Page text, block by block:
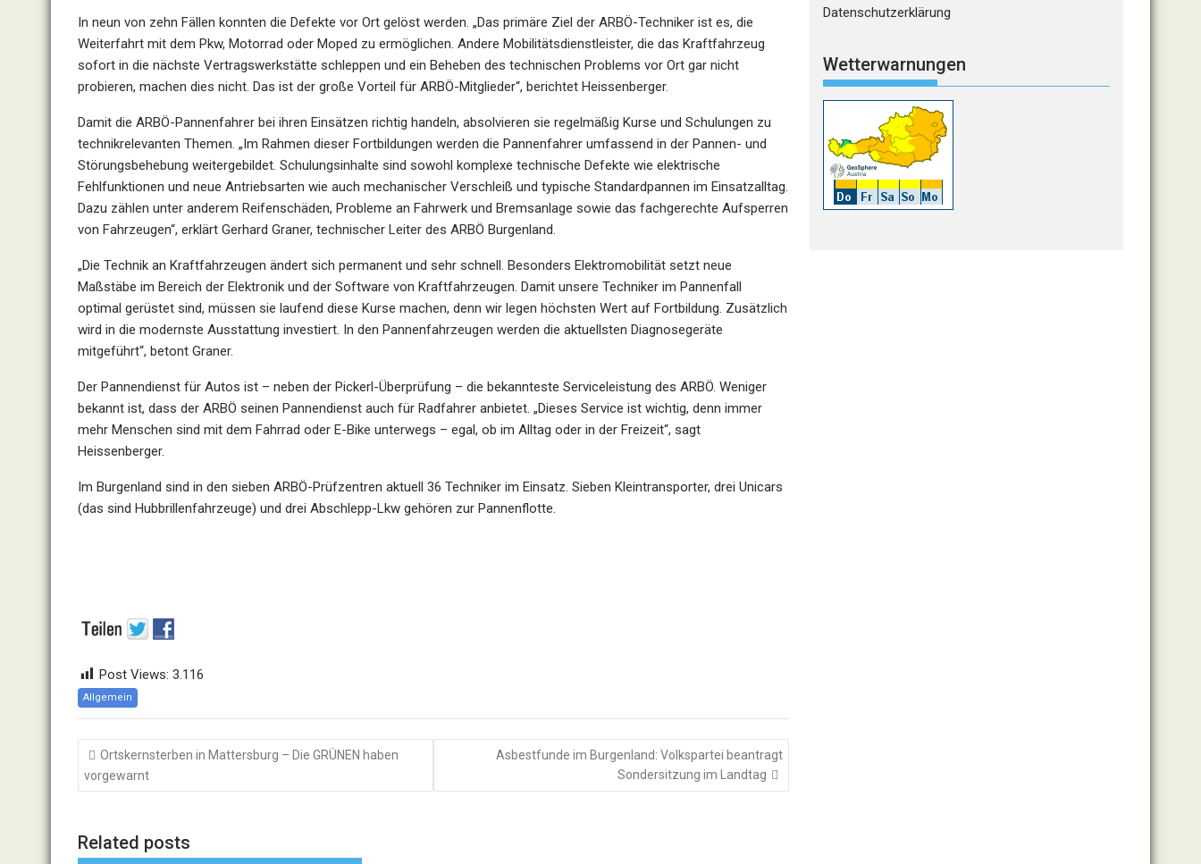
In neun von zehn Fällen konnten die Defekte vor Ort gelöst werden. „Das primäre Ziel der ARBÖ-Techniker ist es, die
Weiterfahrt mit dem Pkw, Motorrad oder Moped zu ermöglichen. Andere Mobilitätsdienstleister, die das Kraftfahrzeug
sofort in die nächste Vertragswerkstätte schleppen und ein Beheben des technischen Problems vor Ort gar nicht
probieren, machen dies nicht. Das ist der große Vorteil für ARBÖ-Mitglieder“, berichtet Heissenberger.
Damit die ARBÖ-Pannenfahrer bei ihren Einsätzen richtig handeln, absolvieren sie regelmäßig Kurse und Schulungen zu
technikrelevanten Themen. „Im Rahmen dieser Fortbildungen werden die Pannenfahrer umfassend in der Pannen- und
Störungsbehebung weitergebildet. Schulungsinhalte sind sowohl komplexe technische Defekte wie elektrische
Fehlfunktionen und neue Antriebsarten wie auch mechanischer Verschleiß und typische Standardpannen im Einsatzalltag.
Dazu zählen unter anderem Reifenschäden, Probleme an Fahrwerk und Bremsanlage sowie das fachgerechte Aufsperren
von Fahrzeugen“, erklärt Gerhard Graner, technischer Leiter des ARBÖ Burgenland.
„Die Technik an Kraftfahrzeugen ändert sich permanent und sehr schnell. Besonders Elektromobilität setzt neue
Maßstäbe im Bereich der Elektronik und der Software von Kraftfahrzeugen. Damit unsere Techniker im Pannenfall
optimal gerüstet sind, müssen sie laufend diese Kurse machen, denn wir legen höchsten Wert auf Fortbildung. Zusätzlich
wird in die modernste Ausstattung investiert. In den Pannenfahrzeugen werden die aktuellsten Diagnosegeräte
mitgeführt“, betont Graner.
Der Pannendienst für Autos ist – neben der Pickerl-Überprüfung – die bekannteste Serviceleistung des ARBÖ. Weniger
bekannt ist, dass der ARBÖ seinen Pannendienst auch für Radfahrer anbietet. „Dieses Service ist wichtig, denn immer
mehr Menschen sind mit dem Fahrrad oder E-Bike unterwegs – egal, ob im Alltag oder in der Freizeit“, sagt
Heissenberger.
Im Burgenland sind in den sieben ARBÖ-Prüfzentren aktuell 36 Techniker im Einsatz. Sieben Kleintransporter, drei Unicars
(das sind Hubbrillenfahrzeuge) und drei Abschlepp-Lkw gehören zur Pannenflotte.
Post Views: 3.116
Allgemein
Beitragsnavigation
Ortskernsterben in Mattersburg – Die GRÜNEN haben
vorgewarnt
Asbestfunde im Burgenland: Volkspartei beantragt
Sondersitzung im Landtag
Related posts
Datenschutzerklärung
Wetterwarnungen